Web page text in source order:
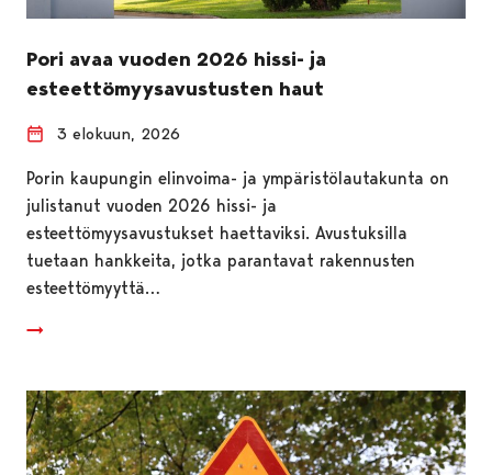
Pori avaa vuoden 2026 hissi- ja
esteettömyysavustusten haut
3 elokuun, 2026
Porin kaupungin elinvoima- ja ympäristölautakunta on
julistanut vuoden 2026 hissi- ja
esteettömyysavustukset haettaviksi. Avustuksilla
tuetaan hankkeita, jotka parantavat rakennusten
esteettömyyttä…